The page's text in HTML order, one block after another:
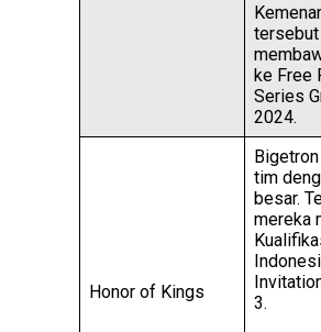
ke Free
Series
2024.
Honor of Kings
tim
besar.
mereka
3.